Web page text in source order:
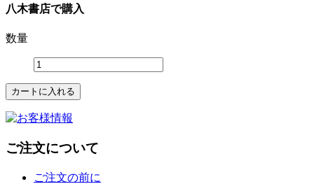
八木書店で購入
数量
ご注文について
ご注文の前に